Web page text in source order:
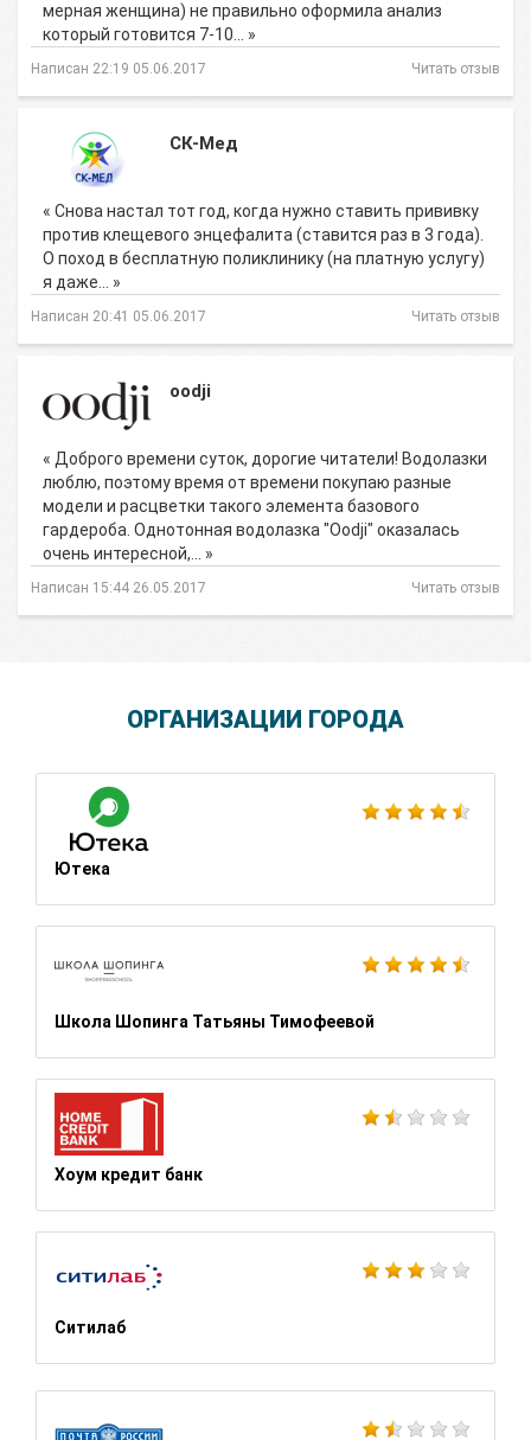
мерная женщина) не правильно оформила анализ
который готовится 7-10… »
Написан 22:19 05.06.2017 Читать отзыв
СК-Мед
« Снова настал тот год, когда нужно ставить прививку
против клещевого энцефалита (ставится раз в 3 года).
О поход в бесплатную поликлинику (на платную услугу)
я даже… »
Написан 20:41 05.06.2017 Читать отзыв
oodji
« Доброго времени суток, дорогие читатели! Водолазки
люблю, поэтому время от времени покупаю разные
модели и расцветки такого элемента базового
гардероба. Однотонная водолазка "Oodji" оказалась
очень интересной,… »
Написан 15:44 26.05.2017 Читать отзыв
ОРГАНИЗАЦИИ ГОРОДА
Ютека
Школа Шопинга Татьяны Тимофеевой
Хоум кредит банк
Ситилаб